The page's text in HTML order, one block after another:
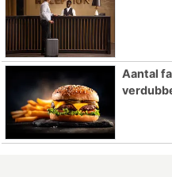
Aantal